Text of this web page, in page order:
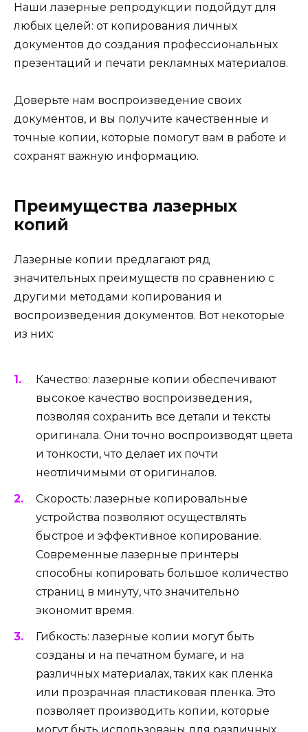
Наши лазерные репродукции подойдут для
любых целей: от копирования личных
документов до создания профессиональных
презентаций и печати рекламных материалов.
Доверьте нам воспроизведение своих
документов, и вы получите качественные и
точные копии, которые помогут вам в работе и
сохранят важную информацию.
Преимущества лазерных
копий
Лазерные копии предлагают ряд
значительных преимуществ по сравнению с
другими методами копирования и
воспроизведения документов. Вот некоторые
из них:
Качество: лазерные копии обеспечивают
высокое качество воспроизведения,
позволяя сохранить все детали и тексты
оригинала. Они точно воспроизводят цвета
и тонкости, что делает их почти
неотличимыми от оригиналов.
Скорость: лазерные копировальные
устройства позволяют осуществлять
быстрое и эффективное копирование.
Современные лазерные принтеры
способны копировать большое количество
страниц в минуту, что значительно
экономит время.
Гибкость: лазерные копии могут быть
созданы и на печатном бумаге, и на
различных материалах, таких как пленка
или прозрачная пластиковая пленка. Это
позволяет производить копии, которые